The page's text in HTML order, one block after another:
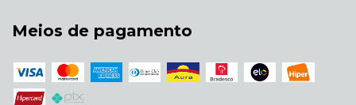
Meios de pagamento